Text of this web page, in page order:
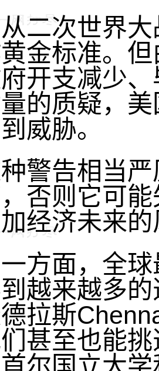
次世界大
金标准。
开支减少
的质疑，
威胁。
告相当严
否则它可
经济未来
面，全球
越来越多
拉斯
甚至也能